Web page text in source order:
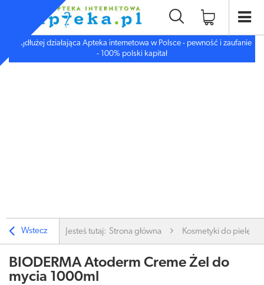
Najdłużej działająca Apteka internetowa w Polsce - pewność i zaufanie
- 100% polski kapitał
Wstecz Jesteś tutaj: Strona główna Kosmetyki do
BIODERMA Atoderm Creme Żel do
mycia 1000ml